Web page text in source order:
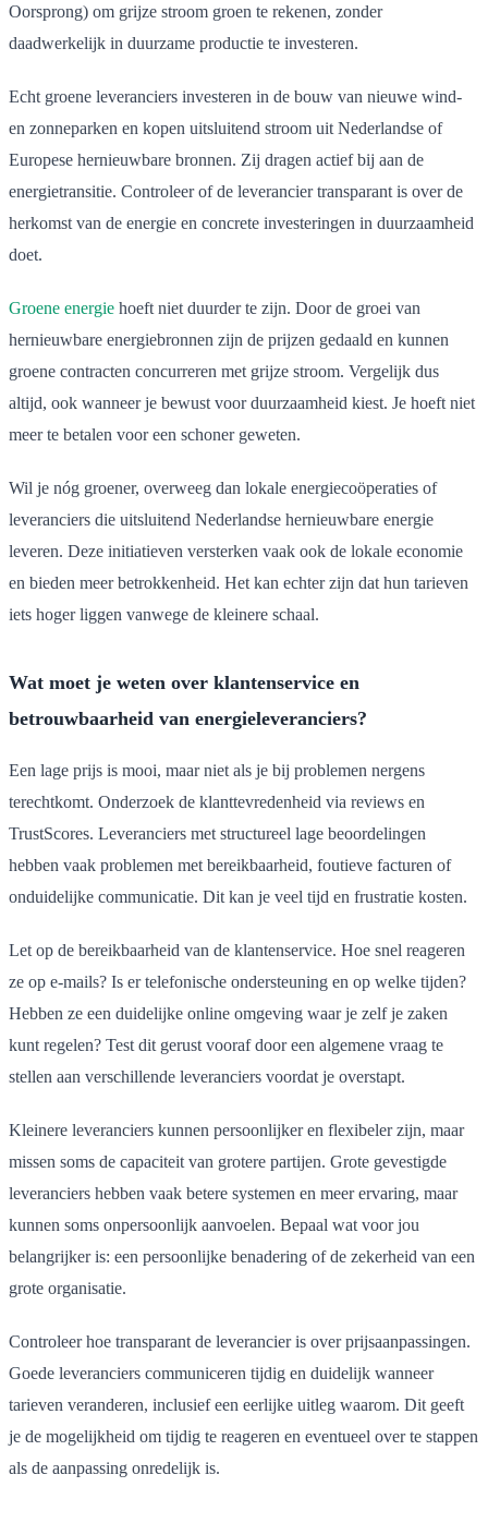
Oorsprong) om grijze stroom groen te rekenen, zonder
daadwerkelijk in duurzame productie te investeren.
Echt groene leveranciers investeren in de bouw van nieuwe wind-
en zonneparken en kopen uitsluitend stroom uit Nederlandse of
Europese hernieuwbare bronnen. Zij dragen actief bij aan de
energietransitie. Controleer of de leverancier transparant is over de
herkomst van de energie en concrete investeringen in duurzaamheid
doet.
Groene energie hoeft niet duurder te zijn. Door de groei van
hernieuwbare energiebronnen zijn de prijzen gedaald en kunnen
groene contracten concurreren met grijze stroom. Vergelijk dus
altijd, ook wanneer je bewust voor duurzaamheid kiest. Je hoeft niet
meer te betalen voor een schoner geweten.
Wil je nóg groener, overweeg dan lokale energiecoöperaties of
leveranciers die uitsluitend Nederlandse hernieuwbare energie
leveren. Deze initiatieven versterken vaak ook de lokale economie
en bieden meer betrokkenheid. Het kan echter zijn dat hun tarieven
iets hoger liggen vanwege de kleinere schaal.
Wat moet je weten over klantenservice en
betrouwbaarheid van energieleveranciers?
Een lage prijs is mooi, maar niet als je bij problemen nergens
terechtkomt. Onderzoek de klanttevredenheid via reviews en
TrustScores. Leveranciers met structureel lage beoordelingen
hebben vaak problemen met bereikbaarheid, foutieve facturen of
onduidelijke communicatie. Dit kan je veel tijd en frustratie kosten.
Let op de bereikbaarheid van de klantenservice. Hoe snel reageren
ze op e-mails? Is er telefonische ondersteuning en op welke tijden?
Hebben ze een duidelijke online omgeving waar je zelf je zaken
kunt regelen? Test dit gerust vooraf door een algemene vraag te
stellen aan verschillende leveranciers voordat je overstapt.
Kleinere leveranciers kunnen persoonlijker en flexibeler zijn, maar
missen soms de capaciteit van grotere partijen. Grote gevestigde
leveranciers hebben vaak betere systemen en meer ervaring, maar
kunnen soms onpersoonlijk aanvoelen. Bepaal wat voor jou
belangrijker is: een persoonlijke benadering of de zekerheid van een
grote organisatie.
Controleer hoe transparant de leverancier is over prijsaanpassingen.
Goede leveranciers communiceren tijdig en duidelijk wanneer
tarieven veranderen, inclusief een eerlijke uitleg waarom. Dit geeft
je de mogelijkheid om tijdig te reageren en eventueel over te stappen
als de aanpassing onredelijk is.